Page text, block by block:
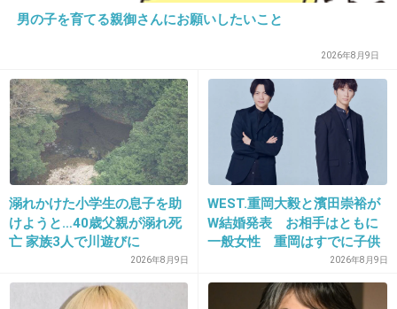
岩合光昭の世界ネコ歩き
+81 -78
0655
もしくは
男の子を育てる親御さんにお願いしたいこと
2026年8月9日
溺れかけた小学生の息子を助
けようと…40歳父親が溺れ死
亡 家族3人で川遊びに
2026年8月9日
WEST.重岡大毅と濱田崇裕が
W結婚発表 お相手はともに
一般女性 重岡はすでに子供
2026年8月9日